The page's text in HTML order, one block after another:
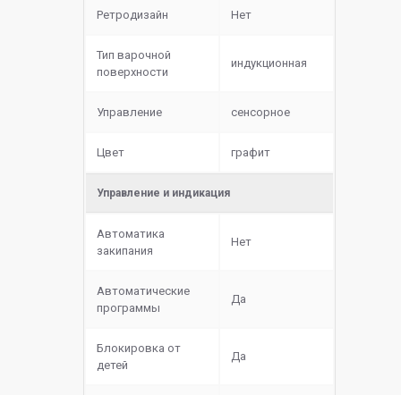
Ретродизайн Нет
Тип варочной
поверхности
индукционная
Управление сенсорное
Цвет графит
Управление и индикация
Автоматика
закипания
Нет
Автоматические
программы
Да
Блокировка от
детей
Да